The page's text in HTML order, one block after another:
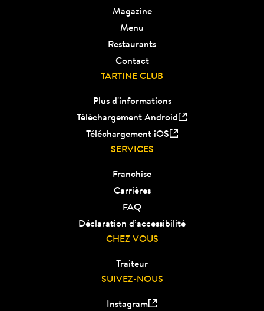
Magazine
Menu
Restaurants
Contact
TARTINE CLUB
Plus d'informations
Téléchargement Android
Téléchargement iOS
SERVICES
Franchise
Carrières
FAQ
Déclaration d’accessibilité
CHEZ VOUS
Traiteur
SUIVEZ-NOUS
Instagram